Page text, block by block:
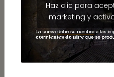
Haz clic para
marketing y